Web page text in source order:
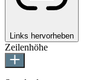
Links hervorheben
Zeilenhöhe